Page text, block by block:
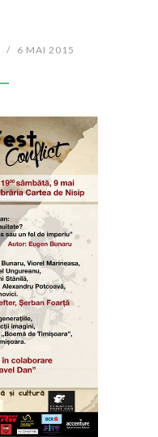
/ 6 MAI 2015